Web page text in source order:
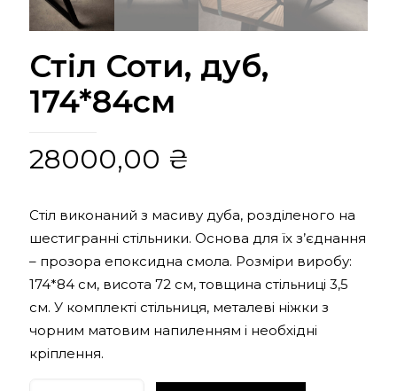
Стіл Соти, дуб,
174*84см
28000,00 ₴
Стіл виконаний з масиву дуба, розділеного на
шестигранні стільники. Основа для їх з’єднання
– прозора епоксидна смола. Розміри виробу:
174*84 см, висота 72 см, товщина стільниці 3,5
см. У комплекті стільниця, металеві ніжки з
чорним матовим напиленням і необхідні
кріплення.